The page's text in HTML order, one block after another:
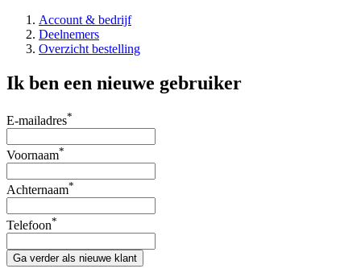
Account & bedrijf
Deelnemers
Overzicht bestelling
Ik ben een nieuwe gebruiker
E-mailadres*
Voornaam*
Achternaam*
Telefoon*
Ga verder als nieuwe klant